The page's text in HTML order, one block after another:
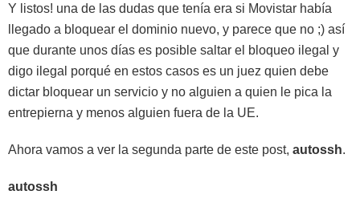
Y listos! una de las dudas que tenía era si Movistar había
llegado a bloquear el dominio nuevo, y parece que no ;) así
que durante unos días es posible saltar el bloqueo ilegal y
digo ilegal porqué en estos casos es un juez quien debe
dictar bloquear un servicio y no alguien a quien le pica la
entrepierna y menos alguien fuera de la UE.
Ahora vamos a ver la segunda parte de este post, autossh.
autossh